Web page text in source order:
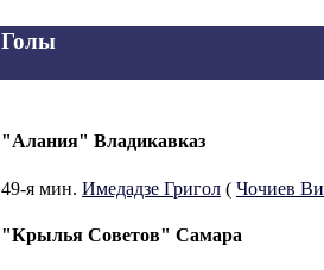
Голы
"Алания" Владикавказ
49-я мин. Имедадзе Григол ( Чочиев
"Крылья Советов" Самара